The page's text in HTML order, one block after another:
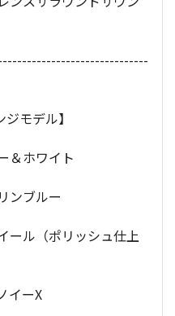
モデル】
＆ホワイト
ンブルー
ール（ポリッシュ仕上
イーX